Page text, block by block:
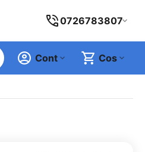
0726783807
Cos
Cont